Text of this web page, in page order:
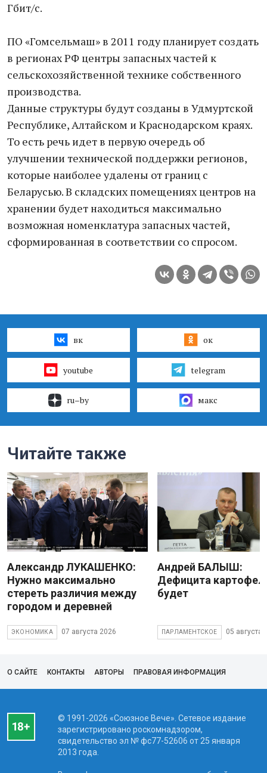
Гбит/с.
ПО «Гомсельмаш» в 2011 году планирует создать
в регионах РФ центры запасных частей к
сельскохозяйственной технике собственного
производства.
Данные структуры будут созданы в Удмуртской
Республике, Алтайском и Краснодарском краях.
То есть речь идет в первую очередь об
улучшении технической поддержки регионов,
которые наиболее удалены от границ с
Беларусью. В складских помещениях центров на
хранении будет находиться максимально
возможная номенклатура запасных частей,
сформированная в соответствии со спросом.
вк ок
youtube telegram
ru–by макс
Читайте также
Александр ЛУКАШЕНКО:
Нужно максимально
стереть различия между
городом и деревней
ЭКОНОМИКА 07 августа 2026
Андрей БАЛЫШ:
Дефицита
будет
ПАРЛАМЕНТСКОЕ 05 августа
О САЙТЕ КОНТАКТЫ АВТОРЫ ПРАВОВАЯ ИНФОРМАЦИЯ
© 1991-2026 «Союзное Вече». Сетевое издание
зарегистрировано роскомнадзором,
свидетельство эл № фc77-52606 от 25 января
2013 года.